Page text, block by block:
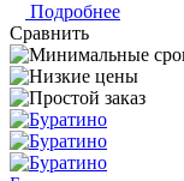
Подробнее
Сравнить